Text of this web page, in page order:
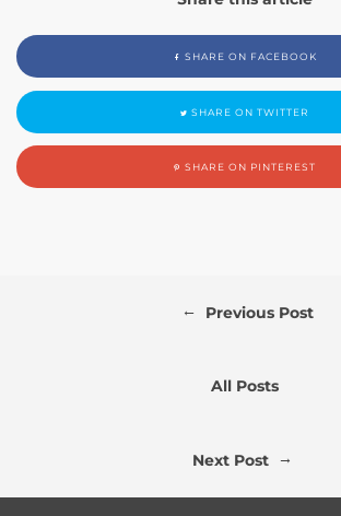
SHARE ON FACEBOOK
SHARE ON TWITTER
SHARE ON PINTEREST
← Previous Post
All Posts
Next Post →